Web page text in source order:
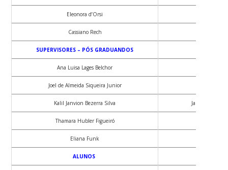
Eleonora d’Orsi
Cassiano Rech
SUPERVISORES – PÓS GRADUANDOS
Ana Luisa Lages Belchor
Joel de Almeida Siqueira Junior
Kalil Janvion Bezerra Silva Janio Carlos
Thamara Hubler Figueiró
Eliana Funk
ALUNOS